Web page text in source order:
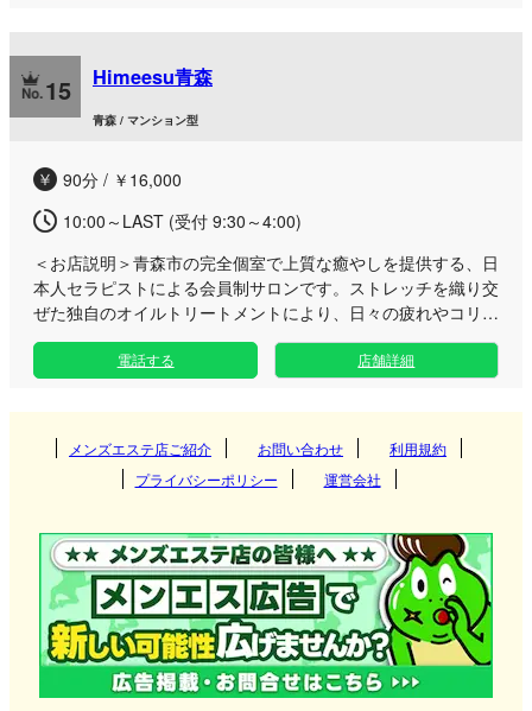
ューをご用意し、お客様一人ひとりのコンディションに合わせ
て丁寧に施術いたします。 完全個室の安心できる環境を維持
するため、初回ご利用時にはお電話にて身分証番号等のご確認
をさせていただくなど、安全管理とプライバシー保護を徹底し
ションサロンですので、どなた様も安心して最高峰のおもてな
しをご堪能いただけます。日常から離れた極上のプライベート
空間で、皆様のご来店を心よりお待ちしております。
15 Himeesu青森
青森 / マンション型
90分 / ￥16,000
10:00～LAST (受付 9:30～4:00)
＜お店説明＞青森市の完全個室で上質な癒やしを提供する、日
本人セラピストによる会員制サロンです。ストレッチを織り交
ぜた独自のオイルトリートメントにより、日々の疲れやコリを
じんわりと深く解きほぐしていきます。 当店は完全予約制の
マンション一室による完全プライベート空間となっており、他
のお客様の目を気にすることなく、自分だけの極上のリラック
スタイムをお過ごしいただけます。 もみほぐしやリンパマッ
サージ、タイ古式から指圧まで幅広い施術内容に対応し、アロ
マトリートメントや温かなホットオイル、ディープリンパとい
った豊富なオプションメニューもご用意。お客様一人ひとりの
す。 入会金は無料で、今なら限定割引も実施中。エアコンや
充電器完備の快適な室内で、心を込めたおもてなしをご堪能く
ださい。皆様からのご予約を心よりお待ちしております。
電話する 店舗詳細
メンズエステ店ご紹介 お問い合わせ
利用規約
プライバシーポリシー
運営会社